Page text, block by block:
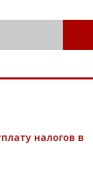
налогов в